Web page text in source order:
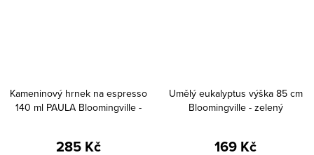
Kameninový hrnek na espresso
140 ml PAULA Bloomingville -
285 Kč
Umělý eukalyptus výška 85 cm
Bloomingville - zelený
169 Kč